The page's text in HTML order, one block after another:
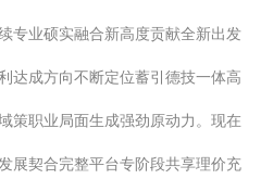
专业硕实融合新高度贡献全新出发
达成方向不断定位蓄引德技一体高
策职业局面生成强劲原动力。现在
展契合完整平台专阶段共享理价充